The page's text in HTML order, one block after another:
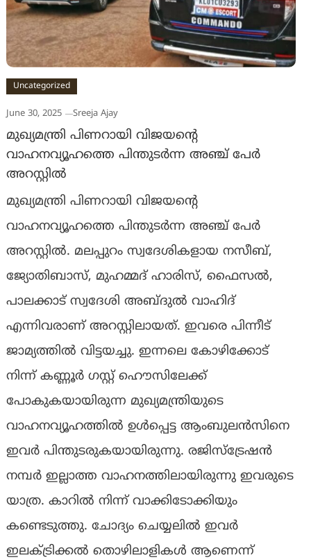
Uncategorized
June 30, 2025 Sreeja Ajay
മുഖ്യമന്ത്രി പിണറായി വിജയൻ്റെ
വാഹനവ്യൂഹത്തെ പിന്തുടർന്ന അഞ്ച് പേർ
അറസ്റ്റിൽ
മുഖ്യമന്ത്രി പിണറായി വിജയൻ്റെ
വാഹനവ്യൂഹത്തെ പിന്തുടർന്ന അഞ്ച് പേർ
അറസ്റ്റിൽ. മലപ്പുറം സ്വദേശികളായ നസീബ്,
ജ്യോതിബാസ്, മുഹമ്മദ് ഹാരിസ്, ഫൈസല്‍,
പാലക്കാട് സ്വദേശി അബ്ദുല്‍ വാഹിദ്
എന്നിവരാണ് അറസ്റ്റിലായത്. ഇവരെ പിന്നീട്
ജാമ്യത്തിൽ വിട്ടയച്ചു. ഇന്നലെ കോഴിക്കോട്
നിന്ന് കണ്ണൂർ ഗസ്റ്റ് ഹൌസിലേക്ക്
പോകുകയായിരുന്ന മുഖ്യമന്ത്രിയുടെ
വാഹനവ്യൂഹത്തിൽ ഉൾപ്പെട്ട ആംബുലൻസിനെ
ഇവർ പിന്തുടരുകയായിരുന്നു. രജിസ്ട്രേഷൻ
നമ്പർ ഇല്ലാത്ത വാഹനത്തിലായിരുന്നു ഇവരുടെ
യാത്ര. കാറിൽ നിന്ന് വാക്കിടോക്കിയും
കണ്ടെടുത്തു. ചോദ്യം ചെയ്യലിൽ ഇവർ
ഇലക്ട്രിക്കൽ തൊഴിലാളികൾ ആണെന്ന്